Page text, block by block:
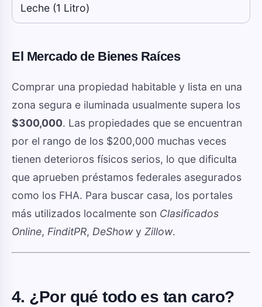
Leche (1 Litro)
El Mercado de Bienes Raíces
Comprar una propiedad habitable y lista en una
zona segura e iluminada usualmente supera los
$300,000. Las propiedades que se encuentran
por el rango de los $200,000 muchas veces
tienen deterioros físicos serios, lo que dificulta
que aprueben préstamos federales asegurados
como los FHA. Para buscar casa, los portales
más utilizados localmente son Clasificados
Online, FinditPR, DeShowy Zillow.
4. ¿Por qué todo es tan caro?